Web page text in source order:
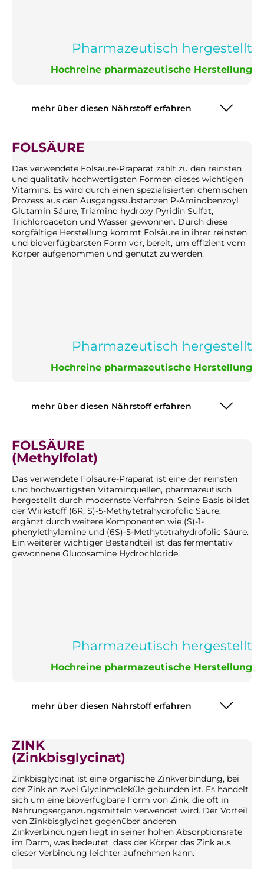
Pharmazeutisch hergestellt
Hochreine pharmazeutische Herstellung
mehr über diesen Nährstoff erfahren
FOLSÄURE
Das verwendete Folsäure-Präparat zählt zu den reinsten
und qualitativ hochwertigsten Formen dieses wichtigen
Vitamins. Es wird durch einen spezialisierten chemischen
Prozess aus den Ausgangssubstanzen P-Aminobenzoyl
Glutamin Säure, Triamino hydroxy Pyridin Sulfat,
Trichloroaceton und Wasser gewonnen. Durch diese
sorgfältige Herstellung kommt Folsäure in ihrer reinsten
und bioverfügbarsten Form vor, bereit, um effizient vom
Körper aufgenommen und genutzt zu werden.
Pharmazeutisch hergestellt
Hochreine pharmazeutische Herstellung
mehr über diesen Nährstoff erfahren
FOLSÄURE
(Methylfolat)
Das verwendete Folsäure-Präparat ist eine der reinsten
und hochwertigsten Vitaminquellen, pharmazeutisch
hergestellt durch modernste Verfahren. Seine Basis bildet
der Wirkstoff (6R, S)-5-Methytetrahydrofolic Säure,
ergänzt durch weitere Komponenten wie (S)-1-
phenylethylamine und (6S)-5-Methytetrahydrofolic Säure.
Ein weiterer wichtiger Bestandteil ist das fermentativ
gewonnene Glucosamine Hydrochloride.
Pharmazeutisch hergestellt
Hochreine pharmazeutische Herstellung
mehr über diesen Nährstoff erfahren
ZINK
(Zinkbisglycinat)
Zinkbisglycinat ist eine organische Zinkverbindung, bei
der Zink an zwei Glycinmoleküle gebunden ist. Es handelt
sich um eine bioverfügbare Form von Zink, die oft in
Nahrungsergänzungsmitteln verwendet wird. Der Vorteil
von Zinkbisglycinat gegenüber anderen
Zinkverbindungen liegt in seiner hohen Absorptionsrate
im Darm, was bedeutet, dass der Körper das Zink aus
dieser Verbindung leichter aufnehmen kann.